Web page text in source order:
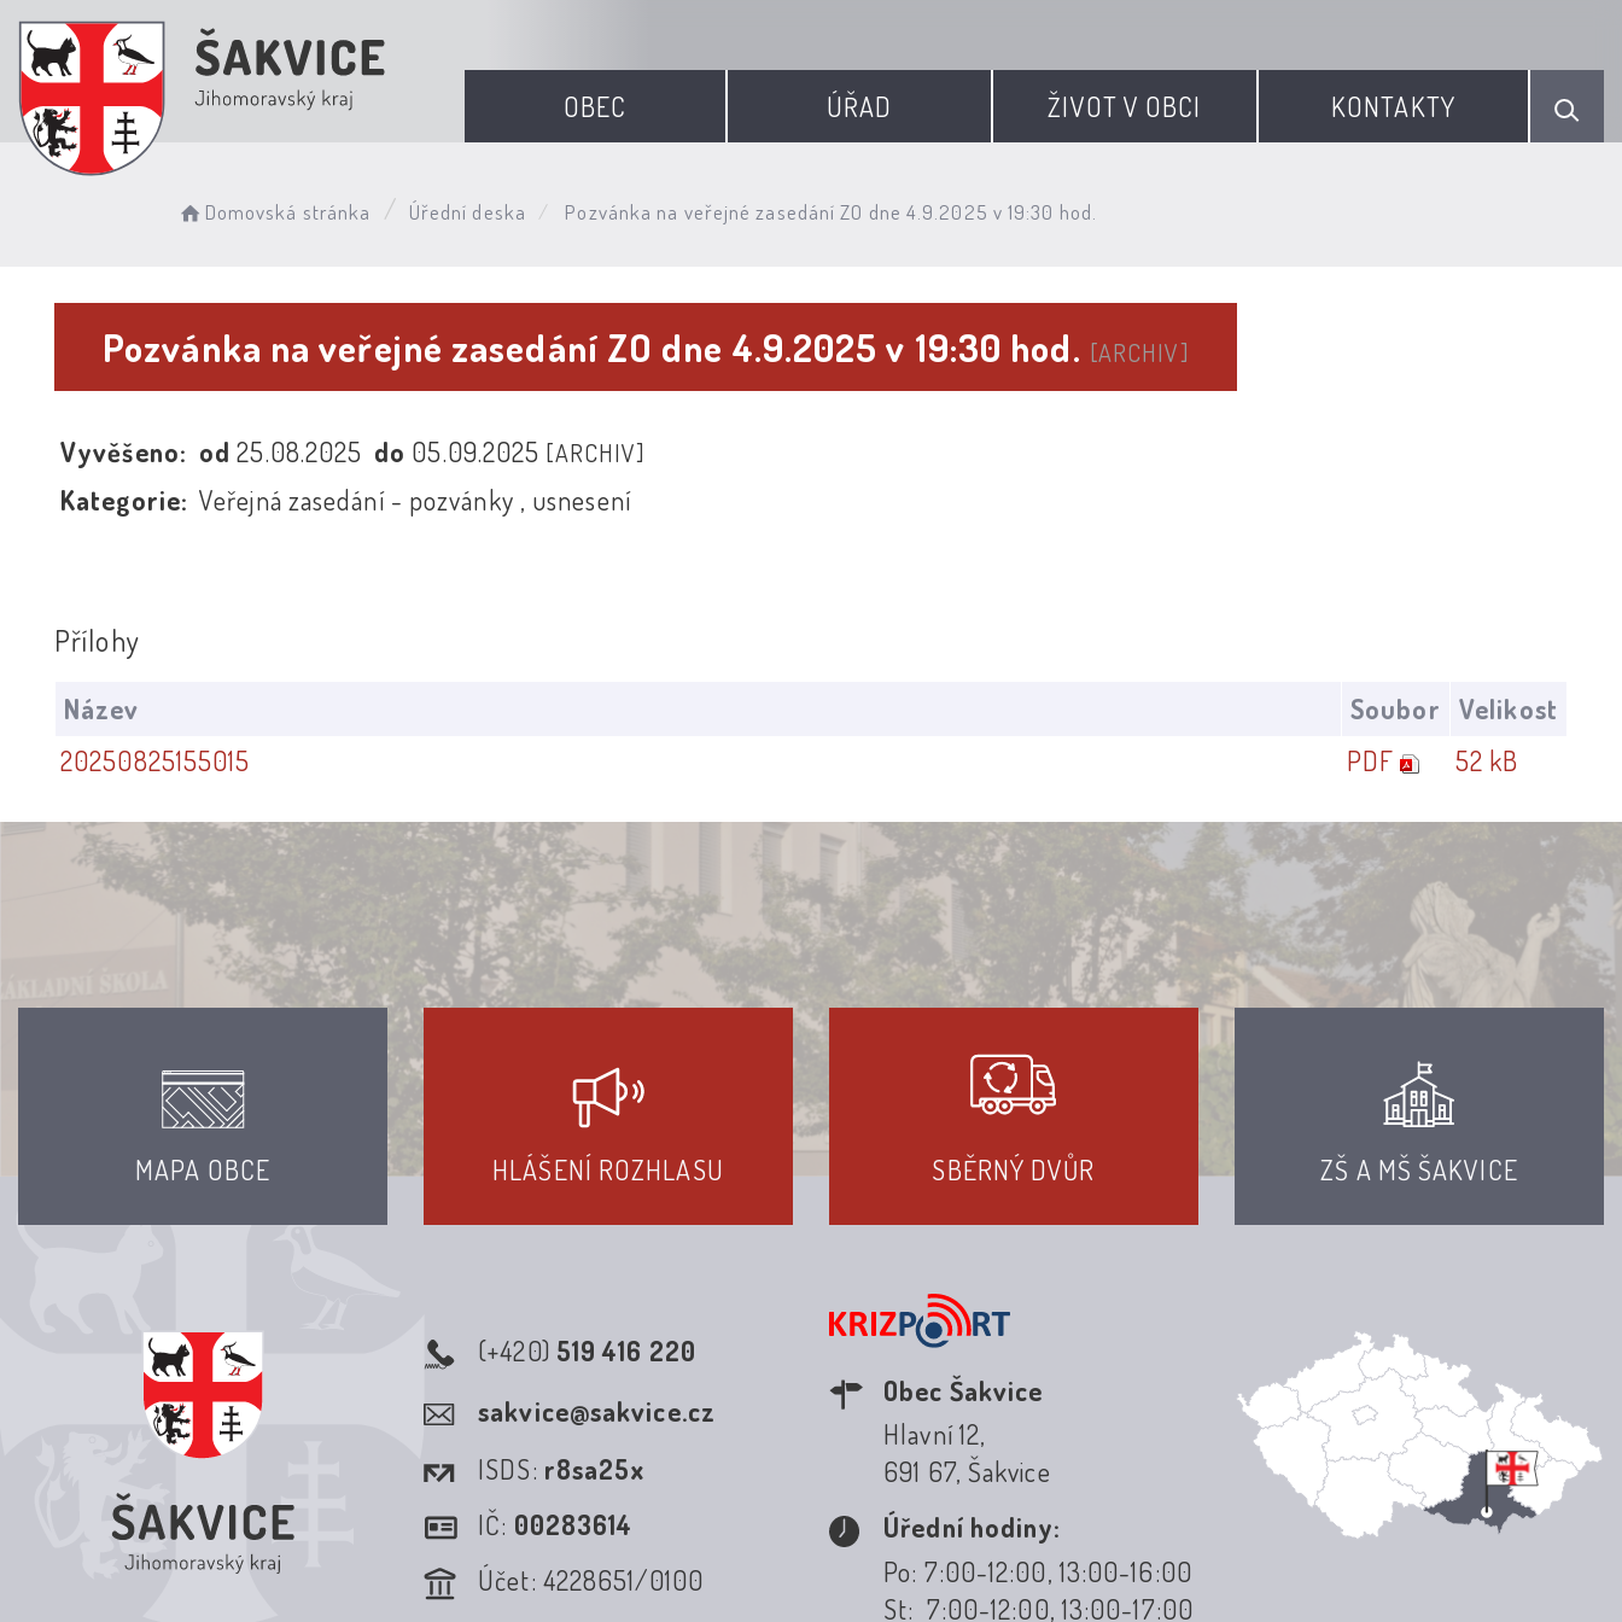
OBEC ÚŘAD ŽIVOT V OBCI KONTAKTY
Domovská stránka Úřední deska Pozvánka na veřejné zasedání ZO dne 4.9.2025 v 19:30 hod.
Pozvánka na veřejné zasedání ZO dne 4.9.2025 v 19:30 hod. [ARCHIV]
Vyvěšeno: od25.08.2025 do 05.09.2025 [ARCHIV]
Kategorie: Veřejná zasedání - pozvánky , usnesení
Přílohy
Název Soubor
Velikost
20250825155015
PDF 52 kB
MAPA OBCE HLÁŠENÍ ROZHLASU SBĚRNÝ DVŮR ZŠ A MŠ ŠAKVICE
(+420) 519 416 220
sakvice@sakvice.cz
ISDS: r8sa25x
IČ: 00283614
Účet: 4228651/0100
Obec Šakvice
Hlavní 12,
691 67, Šakvice
Úřední hodiny:
Po: 7:00-12:00, 13:00-16:00
St: 7:00-12:00, 13:00-17:00